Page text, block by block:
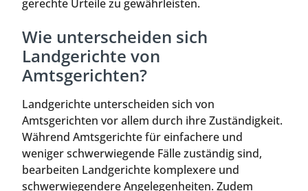
gerechte Urteile zu gewährleisten.
Wie unterscheiden sich
Landgerichte von
Amtsgerichten?
Landgerichte unterscheiden sich von
Amtsgerichten vor allem durch ihre Zuständigkeit.
Während Amtsgerichte für einfachere und
weniger schwerwiegende Fälle zuständig sind,
bearbeiten Landgerichte komplexere und
schwerwiegendere Angelegenheiten. Zudem